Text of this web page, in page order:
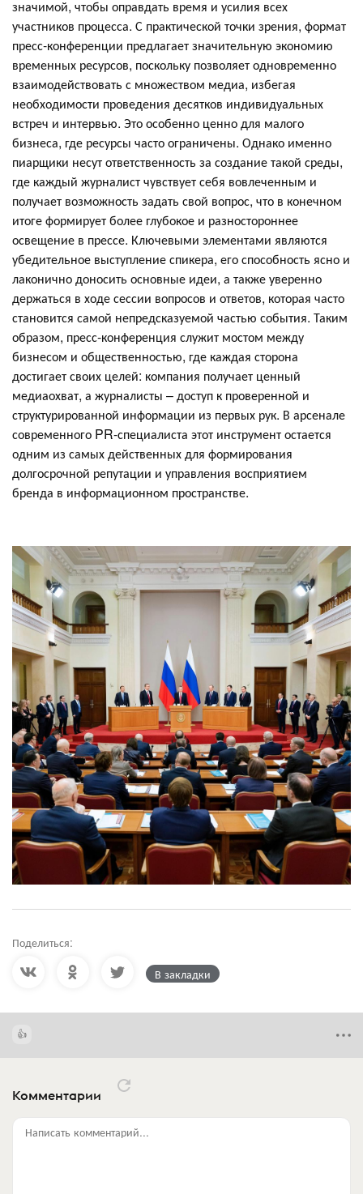
значимой, чтобы оправдать время и усилия всех
участников процесса. С практической точки зрения, формат
пресс-конференции предлагает значительную экономию
временных ресурсов, поскольку позволяет одновременно
взаимодействовать с множеством медиа, избегая
необходимости проведения десятков индивидуальных
встреч и интервью. Это особенно ценно для малого
бизнеса, где ресурсы часто ограничены. Однако именно
пиарщики несут ответственность за создание такой среды,
где каждый журналист чувствует себя вовлеченным и
получает возможность задать свой вопрос, что в конечном
итоге формирует более глубокое и разностороннее
освещение в прессе. Ключевыми элементами являются
убедительное выступление спикера, его способность ясно и
лаконично доносить основные идеи, а также уверенно
держаться в ходе сессии вопросов и ответов, которая часто
становится самой непредсказуемой частью события. Таким
образом, пресс-конференция служит мостом между
бизнесом и общественностью, где каждая сторона
достигает своих целей: компания получает ценный
медиаохват, а журналисты – доступ к проверенной и
структурированной информации из первых рук. В арсенале
современного PR-специалиста этот инструмент остается
одним из самых действенных для формирования
долгосрочной репутации и управления восприятием
бренда в информационном пространстве.
Поделиться:
В закладки
Комментарии
Написать комментарий...